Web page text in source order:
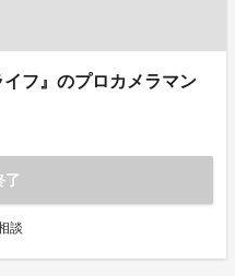
イフ』のプロカメラマン
了
談